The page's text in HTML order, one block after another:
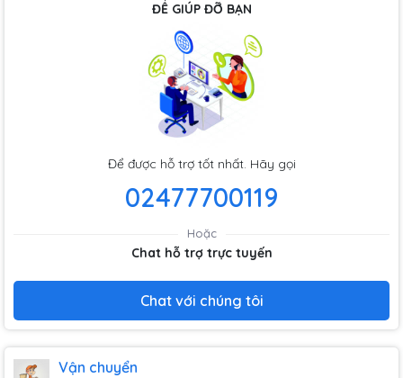
ĐỂ GIÚP ĐỠ BẠN
Để được hỗ trợ tốt nhất. Hãy gọi
02477700119
Hoặc
Chat hỗ trợ trực tuyến
Chat với chúng tôi
Vận chuyển